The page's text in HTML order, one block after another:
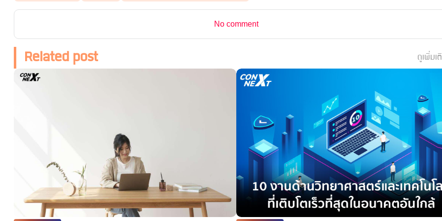
No comment
Related post ดูเพิ่มเ